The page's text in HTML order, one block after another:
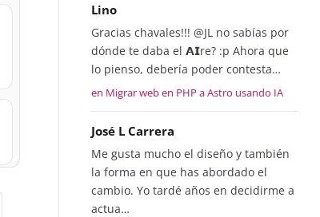
Lino
Gracias chavales!!! @JL no sabías por
dónde te daba el 𝗔𝗜re? :p Ahora que
lo pienso, debería poder contesta…
en Migrar web en PHP a Astro usando IA
José L Carrera
Me gusta mucho el diseño y también
la forma en que has abordado el
cambio. Yo tardé años en decidirme a
actua…